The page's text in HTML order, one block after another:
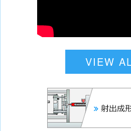
VIEW